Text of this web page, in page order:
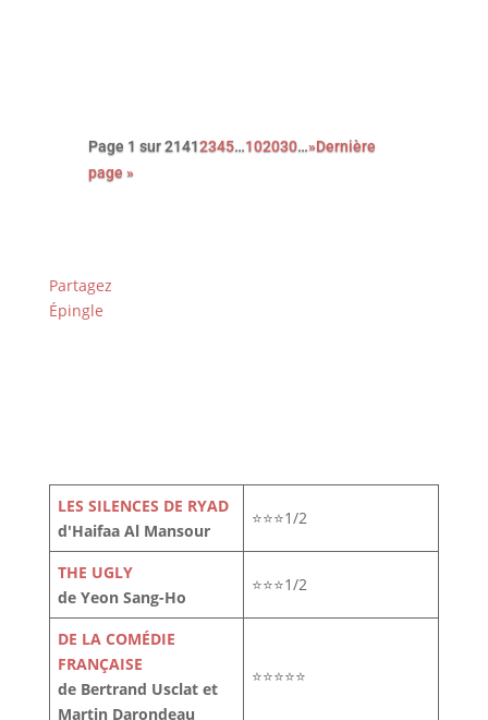
Page 1 sur 21412345…102030…»Dernière
page »
Partagez
Épingle
LES SILENCES DE RYAD
d'Haifaa Al Mansour
⭐⭐⭐1/2
THE UGLY
de Yeon Sang-Ho
⭐⭐⭐1/2
DE LA COMÉDIE
FRANÇAISE
de Bertrand Usclat et
Martin Darondeau
⭐⭐⭐⭐⭐